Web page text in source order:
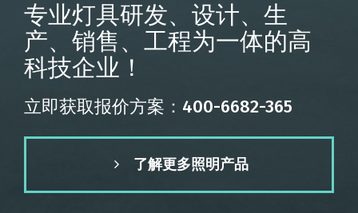
专业灯具研发、设计、生
产、销售、工程为一体的高
科技企业！
立即获取报价方案：400-6682-365
了解更多照明产品